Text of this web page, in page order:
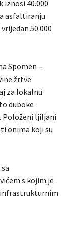
iznosi 40.000
asfaltiranju
50.000
Spomen –
žrtve
za lokalnu
duboke
Položeni ljiljani
onima koji su
s kojim je
infrastrukturnim